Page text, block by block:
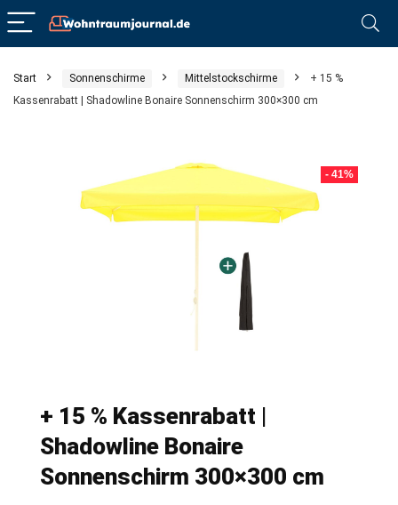
Start Sonnenschirme Mittelstockschirme
+ 15 %
Kassenrabatt | Shadowline Bonaire Sonnenschirm 300×300 cm
- 41%
+ 15 % Kassenrabatt |
Shadowline Bonaire
Sonnenschirm 300×300 cm